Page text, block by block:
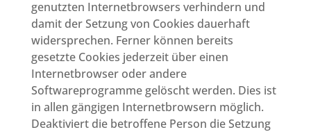
genutzten Internetbrowsers verhindern und
damit der Setzung von Cookies dauerhaft
widersprechen. Ferner können bereits
gesetzte Cookies jederzeit über einen
Internetbrowser oder andere
Softwareprogramme gelöscht werden. Dies ist
in allen gängigen Internetbrowsern möglich.
Deaktiviert die betroffene Person die Setzung